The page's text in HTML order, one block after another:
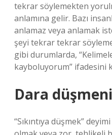
tekrar söylemekten
anlamına gelir. Bazı
anlamaz veya anlamak
şeyi tekrar tekrar
gibi durumlarda,
kayboluyorum” ifadesini
Dara
“Sıkıntıya düşmek”